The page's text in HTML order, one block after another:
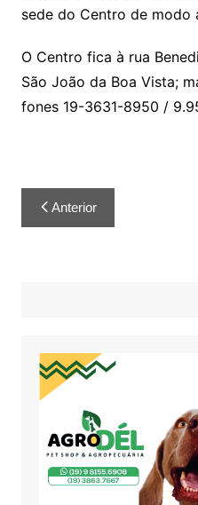
sede do Centro de modo
O Centro fica à rua
São João da Boa Vista;
fones 19-3631-8950 /
Anterior